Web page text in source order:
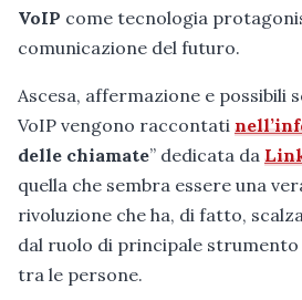
VoIP come tecnologia
comunicazione del futuro.
Ascesa, affermazione e possibili
VoIP vengono raccontati
delle chiamate” dedicata da
quella che sembra essere una
rivoluzione che ha, di fatto,
dal ruolo di principale
tra le persone.